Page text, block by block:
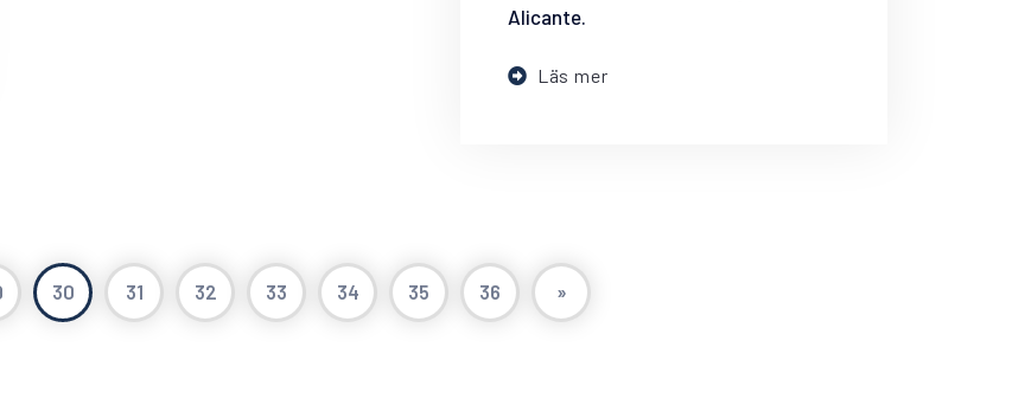
Alicante.
Läs mer
30 31 32 33 34 35 36 »